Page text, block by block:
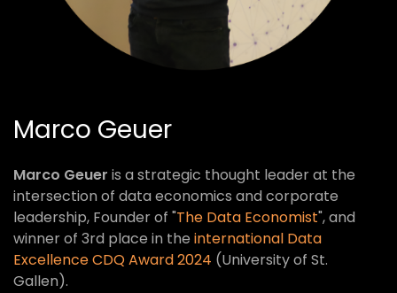
Marco Geuer
Marco Geuer is a strategic thought leader at the
intersection of data economics and corporate
leadership, Founder of "The Data Economist", and
winner of 3rd place in the international Data
Excellence CDQ Award 2024 (University of St.
Gallen).